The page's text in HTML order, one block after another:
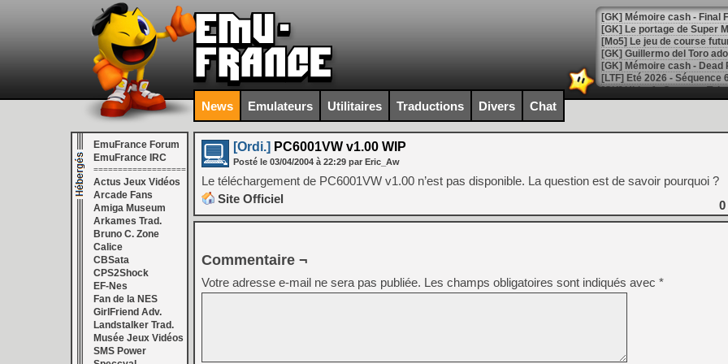
[GK] Le portage de Super
[Mo5] Le jeu de course
[GK] Guillermo del Toro
[LTF] Eté 2026 - Séquence 6
[GK] Mistfall Hunter : déjà
[GK] Wo Long 2 évolue
[GK] Crossfire : un TPS à
[LS] [PS5] Premiers
[Mo5] DOOM arrive en
[GK] Bethesda fête les 30
[GK] Roblox : l'action en
[GK] Agenda - GeForce
[LS] [PS5] ps5-y2jb-
[GK] Pourquoi Marvel
News Emulateurs Utilitaires Traductions Divers Chat
EmuFrance Forum
EmuFrance IRC
===================
Actus Jeux Vidéos
Arcade Fans
Amiga Museum
Arkames Trad.
Bruno C. Zone
Calice
CBSata
CPS2Shock
EF-Nes
Fan de la NES
GirlFriend Adv.
Landstalker Trad.
Musée Jeux Vidéos
SMS Power
[Ordi.] PC6001VW v1.00 WIP
Posté le 03/04/2004 à 22:29 par Eric_Aw
Le téléchargement de PC6001VW v1.00 n’est pas disponible. La question est de savoir pourquoi ?
Site Officiel
0
Commentaire ¬
Votre adresse e-mail ne sera pas publiée. Les champs obligatoires sont indiqués avec *